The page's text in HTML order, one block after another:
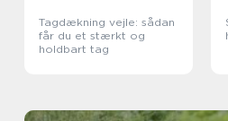
Tagdækning vejle: sådan
får du et stærkt og
holdbart tag